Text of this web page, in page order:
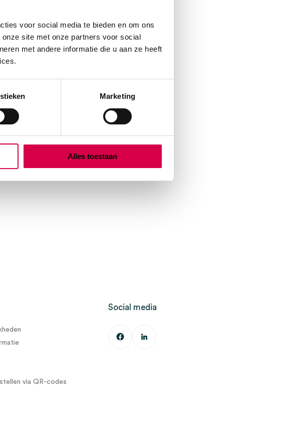
voor social media te bieden en om ons
site met onze partners voor social
met andere informatie die u aan ze heeft
Marketing
Alles toestaan
via QR-codes
Social media